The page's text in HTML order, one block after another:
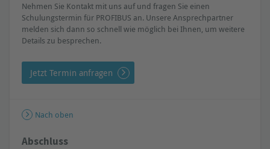
Nehmen Sie Kontakt mit uns auf und fragen Sie einen
Schulungstermin für PROFIBUS an. Unsere Ansprechpartner
melden sich dann so schnell wie möglich bei Ihnen, um weitere
Details zu besprechen.
Jetzt Termin anfragen
Nach oben
Abschluss